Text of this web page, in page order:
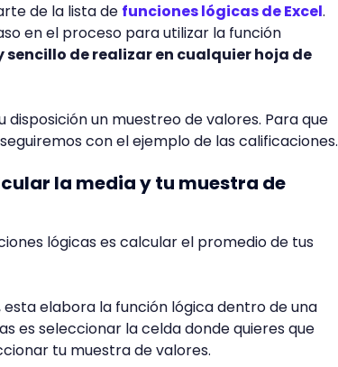
de la lista de funciones lógicas de Excel.
en el proceso para utilizar la función
sencillo de realizar en cualquier hoja de
un muestreo de valores. Para que
con el ejemplo de las calificaciones.
la media y tu muestra de
lógicas es calcular el promedio de tus
esta elabora la función lógica dentro de una
es seleccionar la celda donde quieres que
tu muestra de valores.